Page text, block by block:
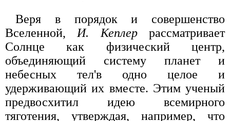
Веря в порядок и совершенство
Вселенной, И. Кеплеррассматривает
Солнце как физический центр,
объединяющий систему планет и
небесных тел'в одно целое и
удерживающий их вместе. Этим ученый
предвосхитил идею всемирного
тяготения, утверждая, например, что